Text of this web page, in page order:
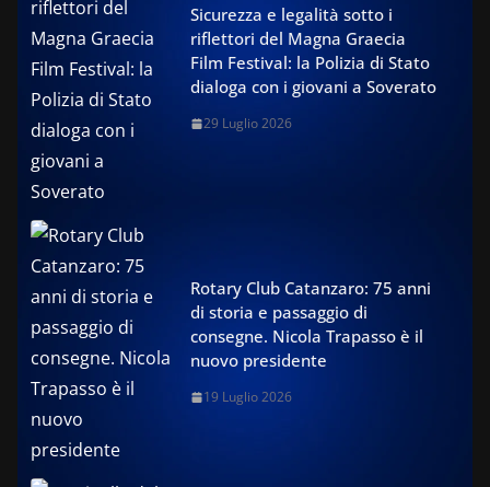
Sicurezza e legalità sotto i
riflettori del Magna Graecia
Film Festival: la Polizia di Stato
dialoga con i giovani a Soverato
29 Luglio 2026
Rotary Club Catanzaro: 75 anni
di storia e passaggio di
consegne. Nicola Trapasso è il
nuovo presidente
19 Luglio 2026